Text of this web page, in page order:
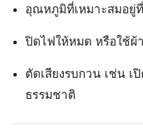
อุณหภูมิที่เหมาะสมอยู่
ปิดไฟให้หมด หรือใช้ผ้
ตัดเสียงรบกวน เช่น เ
ธรรมชาติ